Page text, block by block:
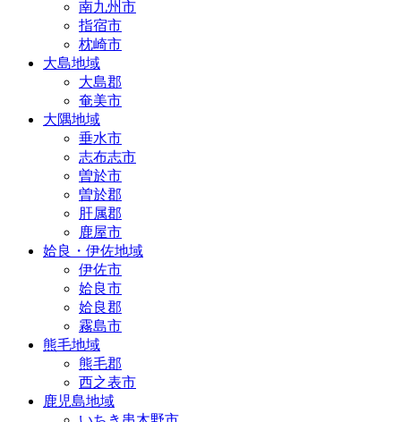
南九州市
指宿市
枕崎市
大島地域
大島郡
奄美市
大隅地域
垂水市
志布志市
曽於市
曽於郡
肝属郡
鹿屋市
姶良・伊佐地域
伊佐市
姶良市
姶良郡
霧島市
熊毛地域
熊毛郡
西之表市
鹿児島地域